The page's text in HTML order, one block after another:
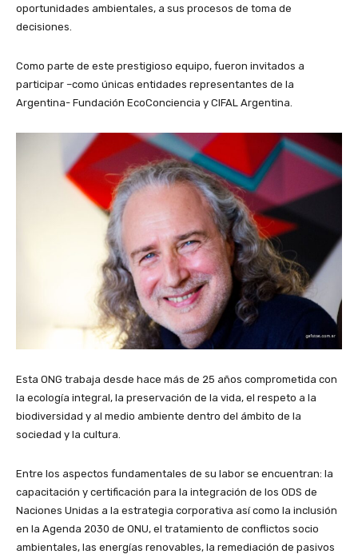
oportunidades ambientales, a sus procesos de toma de
decisiones.
Como parte de este prestigioso equipo, fueron invitados a
participar –como únicas entidades representantes de la
Argentina- Fundación EcoConciencia y CIFAL Argentina.
Esta ONG trabaja desde hace más de 25 años comprometida con
la ecología integral, la preservación de la vida, el respeto a la
biodiversidad y al medio ambiente dentro del ámbito de la
sociedad y la cultura.
Entre los aspectos fundamentales de su labor se encuentran: la
capacitación y certificación para la integración de los ODS de
Naciones Unidas a la estrategia corporativa así como la inclusión
en la Agenda 2030 de ONU, el tratamiento de conflictos socio
ambientales, las energías renovables, la remediación de pasivos